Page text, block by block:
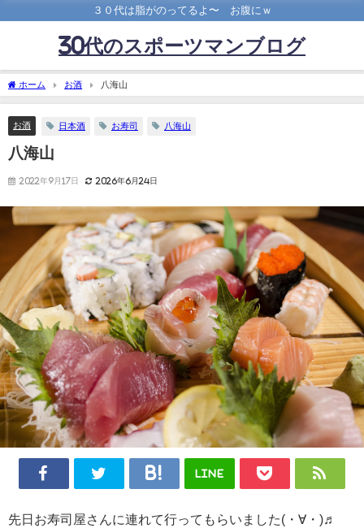
３０代は脂がのってるよ〜 お腹にｗ
30代のスポーツマンブログ
ホーム お酒 八海山
お酒 日本酒 お寿司 八海山
八海山
2022年9月17日 2026年6月24日
LINE
先日お寿司屋さんに連れて行ってもらいました(・∀・)♬